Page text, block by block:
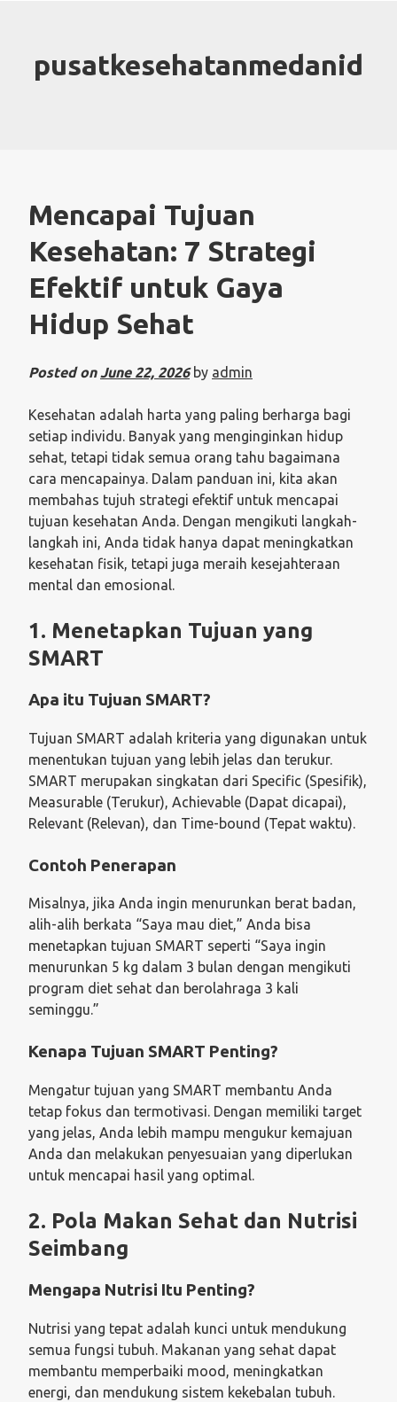
pusatkesehatanmedanid
Mencapai Tujuan
Kesehatan: 7 Strategi
Efektif untuk Gaya
Hidup Sehat
Posted onJune 22, 2026by admin
Kesehatan adalah harta yang paling berharga bagi
setiap individu. Banyak yang menginginkan hidup
sehat, tetapi tidak semua orang tahu bagaimana
cara mencapainya. Dalam panduan ini, kita akan
membahas tujuh strategi efektif untuk mencapai
tujuan kesehatan Anda. Dengan mengikuti langkah-
langkah ini, Anda tidak hanya dapat meningkatkan
kesehatan fisik, tetapi juga meraih kesejahteraan
mental dan emosional.
1. Menetapkan Tujuan yang
SMART
Apa itu Tujuan SMART?
Tujuan SMART adalah kriteria yang digunakan untuk
menentukan tujuan yang lebih jelas dan terukur.
SMART merupakan singkatan dari Specific (Spesifik),
Measurable (Terukur), Achievable (Dapat dicapai),
Relevant (Relevan), dan Time-bound (Tepat waktu).
Contoh Penerapan
Misalnya, jika Anda ingin menurunkan berat badan,
alih-alih berkata “Saya mau diet,” Anda bisa
menetapkan tujuan SMART seperti “Saya ingin
menurunkan 5 kg dalam 3 bulan dengan mengikuti
program diet sehat dan berolahraga 3 kali
seminggu.”
Kenapa Tujuan SMART Penting?
Mengatur tujuan yang SMART membantu Anda
tetap fokus dan termotivasi. Dengan memiliki target
yang jelas, Anda lebih mampu mengukur kemajuan
Anda dan melakukan penyesuaian yang diperlukan
untuk mencapai hasil yang optimal.
2. Pola Makan Sehat dan Nutrisi
Seimbang
Mengapa Nutrisi Itu Penting?
Nutrisi yang tepat adalah kunci untuk mendukung
semua fungsi tubuh. Makanan yang sehat dapat
membantu memperbaiki mood, meningkatkan
energi, dan mendukung sistem kekebalan tubuh.